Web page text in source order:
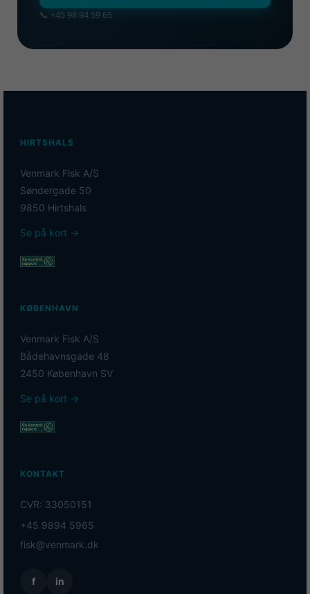
📞 +45 98 94 59 65
HIRTSHALS
Venmark Fisk A/S
Søndergade 50
9850 Hirtshals
Se på kort →
KØBENHAVN
Venmark Fisk A/S
Bådehavnsgade 48
2450 København SV
Se på kort →
KONTAKT
CVR: 33050151
+45 9894 5965
fisk@venmark.dk
f in